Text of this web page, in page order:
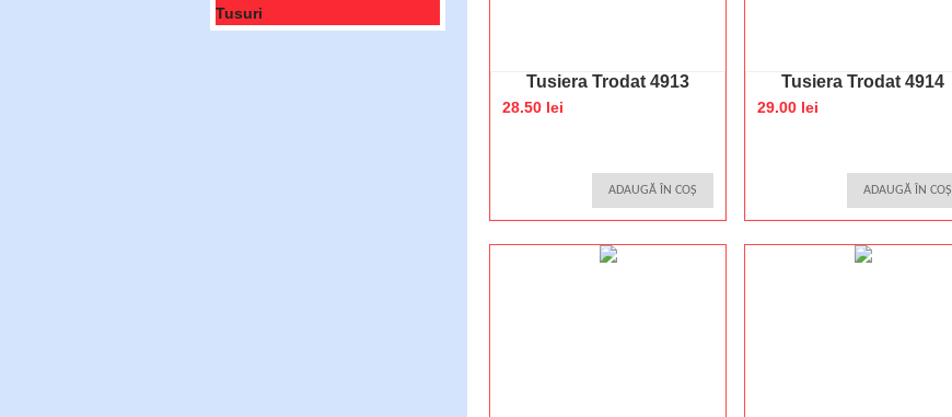
Tusiera Trodat 4913
28.50 lei
ADAUGĂ ÎN COȘ
Tusiera Trodat 4914
29.00 lei
ADAUGĂ ÎN COȘ
Tusuri